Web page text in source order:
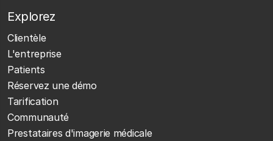
Explorez
Clientèle
L'entreprise
Patients
Réservez une démo
Tarification
Communauté
Prestataires d'imagerie médicale